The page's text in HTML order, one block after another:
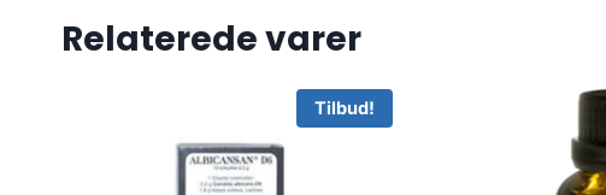
Relaterede varer
Tilbud!